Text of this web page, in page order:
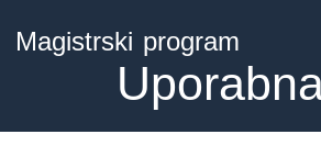
main
content
Magistrski program